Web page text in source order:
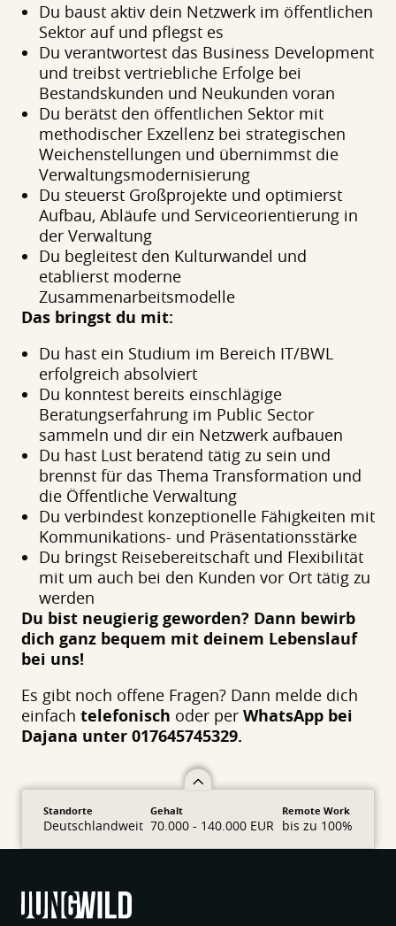
Du baust aktiv dein Netzwerk im öffentlichen
Sektor auf und pflegst es
Du verantwortest das Business Development
und treibst vertriebliche Erfolge bei
Bestandskunden und Neukunden voran
Du berätst den öffentlichen Sektor mit
methodischer Exzellenz bei strategischen
Weichenstellungen und übernimmst die
Verwaltungsmodernisierung
Du steuerst Großprojekte und optimierst
Aufbau, Abläufe und Serviceorientierung in
der Verwaltung
Du begleitest den Kulturwandel und
etablierst moderne
Zusammenarbeitsmodelle
Das bringst du mit:
Du hast ein Studium im Bereich IT/BWL
erfolgreich absolviert
Du konntest bereits einschlägige
Beratungserfahrung im Public Sector
sammeln und dir ein Netzwerk aufbauen
Du hast Lust beratend tätig zu sein und
brennst für das Thema Transformation und
die Öffentliche Verwaltung
Du verbindest konzeptionelle Fähigkeiten mit
Kommunikations- und Präsentationsstärke
Du bringst Reisebereitschaft und Flexibilität
mit um auch bei den Kunden vor Ort tätig zu
werden
Du bist neugierig geworden? Dann bewirb
dich ganz bequem mit deinem Lebenslauf
bei uns!
Es gibt noch offene Fragen? Dann melde dich
einfach telefonisch oder per WhatsApp bei
Dajana unter 017645745329.
Standorte
Deutschlandweit
Gehalt
70.000 - 140.000 EUR
Remote Work
bis zu 100%